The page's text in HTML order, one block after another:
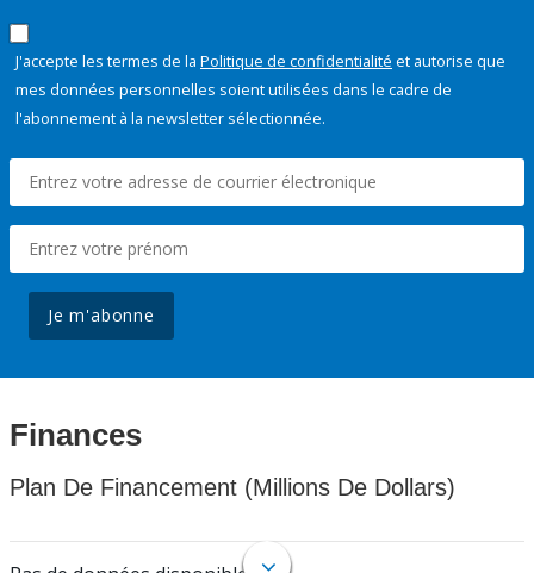
J'accepte les termes de la Politique de confidentialité et autorise que
mes données personnelles soient utilisées dans le cadre de
l'abonnement à la newsletter sélectionnée.
Je m'abonne
Finances
Plan De Financement (Millions De Dollars)